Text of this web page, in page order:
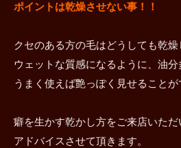
ポイントは乾燥させない事！！
クセのある方の毛はどうしても乾燥
ウェットな質感になるように、油
うまく使えば艶っぽく見せることが
癖を生かす乾かし方をご来店いた
アドバイスさせて頂きます。